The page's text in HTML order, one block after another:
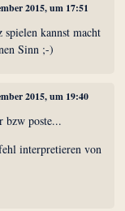
2015, um 17:51
spielen kannst macht
Sinn ;-)
2015, um 19:40
bzw poste...
interpretieren von